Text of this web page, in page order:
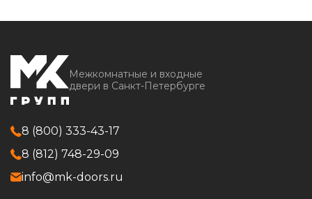
Межкомнатные и входные
двери в Санкт-Петербурге
8 (800) 333-43-17
8 (812) 748-29-09
info@mk-doors.ru